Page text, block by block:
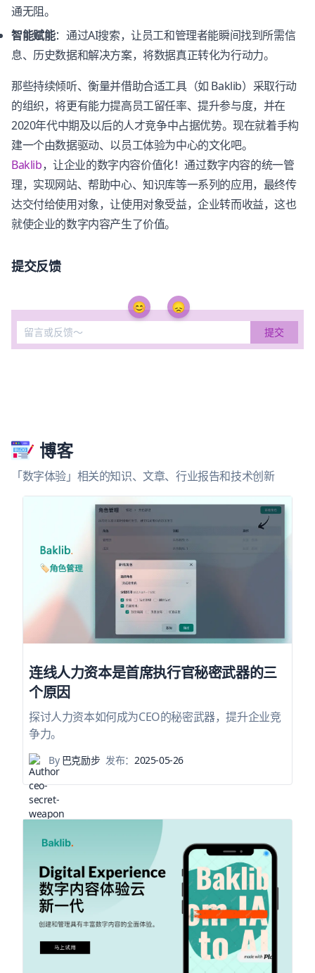
通无阻。
智能赋能：通过AI搜索，让员工和管理者能瞬间找到所需信
息、历史数据和解决方案，将数据真正转化为行动力。
那些持续倾听、衡量并借助合适工具（如 Baklib）采取行动
的组织，将更有能力提高员工留任率、提升参与度，并在
2020年代中期及以后的人才竞争中占据优势。现在就着手构
建一个由数据驱动、以员工体验为中心的文化吧。
Baklib，让企业的数字内容价值化！通过数字内容的统一管
理，实现网站、帮助中心、知识库等一系列的应用，最终传
达交付给使用对象，让使用对象受益，企业转而收益，这也
就使企业的数字内容产生了价值。
提交反馈
😊 😞
博客
「数字体验」相关的知识、文章、行业报告和技术创新
连线人力资本是首席执行官秘密武器的三
个原因
探讨人力资本如何成为CEO的秘密武器，提升企业竞
争力。
By巴克励步 发布：2025-05-26